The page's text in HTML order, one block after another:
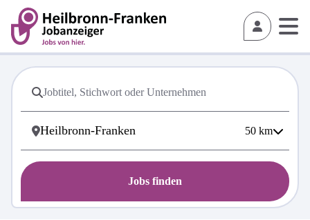
50 km
Jobs finden